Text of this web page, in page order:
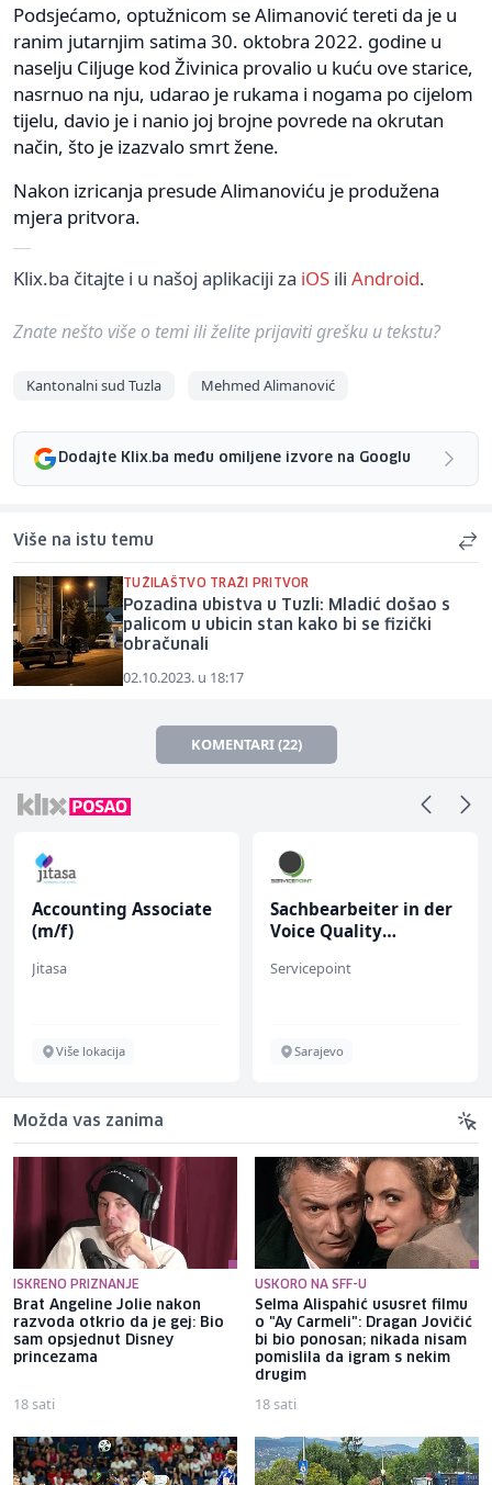
Podsjećamo, optužnicom se Alimanović tereti da je u
ranim jutarnjim satima 30. oktobra 2022. godine u
naselju Ciljuge kod Živinica provalio u kuću ove starice,
nasrnuo na nju, udarao je rukama i nogama po cijelom
tijelu, davio je i nanio joj brojne povrede na okrutan
način, što je izazvalo smrt žene.
Nakon izricanja presude Alimanoviću je produžena
mjera pritvora.
Klix.ba čitajte i u našoj aplikaciji za iOS ili Android.
Znate nešto više o temi ili želite prijaviti grešku u tekstu?
Kantonalni sud Tuzla Mehmed Alimanović
Dodajte Klix.ba među omiljene izvore na Googlu
Više na istu temu
TUŽILAŠTVO TRAŽI PRITVOR
Pozadina ubistva u Tuzli: Mladić došao s
palicom u ubicin stan kako bi se fizički
obračunali
02.10.2023. u 18:17
KOMENTARI (22)
Accounting Associate
(m/f)
Jitasa
Više lokacija
Sachbearbeiter in der
Voice Quality
Servicepoint
Sarajevo
Možda vas zanima
ISKRENO PRIZNANJE
Brat Angeline Jolie nakon
razvoda otkrio da je gej: Bio
sam opsjednut Disney
princezama
18 sati
USKORO NA SFF-U
Selma Alispahić ususret filmu
o "Ay Carmeli": Dragan Jovičić
bi bio ponosan; nikada nisam
pomislila da igram s nekim
drugim
18 sati